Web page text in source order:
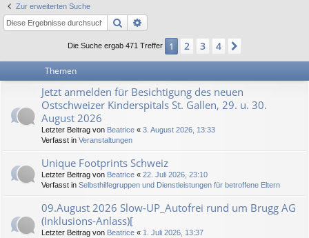
riff
Zur erweiterten Suche
Suche
Die Suche ergab 471 Treffer 1 2 3 4
Themen
Jetzt anmelden für Besichtigung des neuen
Ostschweizer Kinderspitals St. Gallen, 29. u. 30.
August 2026
Letzter Beitrag von Beatrice « 3. August 2026, 13:33
Verfasst in Veranstaltungen
Unique Footprints Schweiz
Letzter Beitrag von Beatrice « 22. Juli 2026, 23:10
Verfasst in Selbsthilfegruppen und Dienstleistungen für betroffene Eltern
09.August 2026 Slow-UP_Autofrei rund um Brugg AG
(Inklusions-Anlass)[
Letzter Beitrag von Beatrice « 1. Juli 2026, 13:37